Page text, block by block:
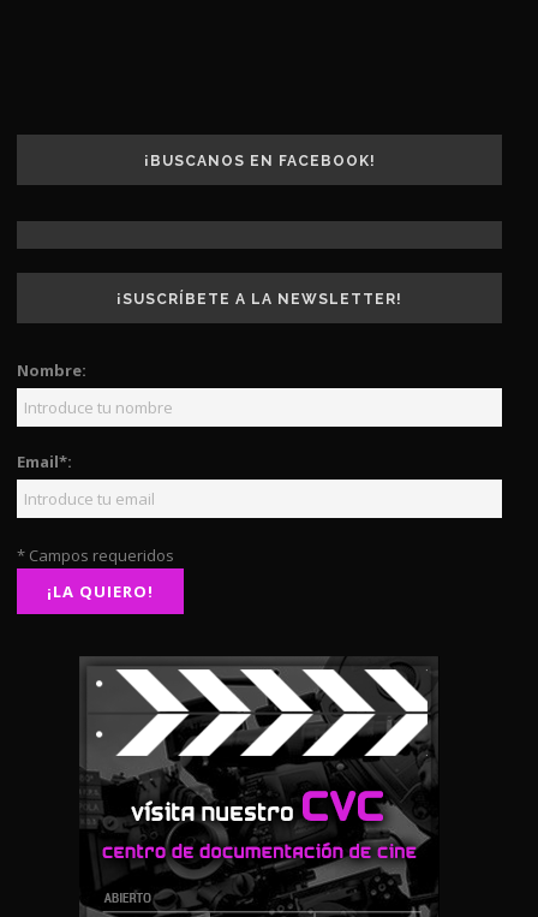
¡BUSCANOS EN FACEBOOK!
¡SUSCRÍBETE A LA NEWSLETTER!
Nombre:
Email*:
* Campos requeridos